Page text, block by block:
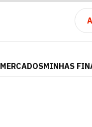
MERCADOSMINHAS